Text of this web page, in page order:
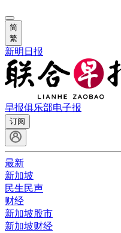
简
繁
新明日报
早报俱乐部电子报
订阅
最新
新加坡
民生民声
财经
新加坡股市
新加坡财经